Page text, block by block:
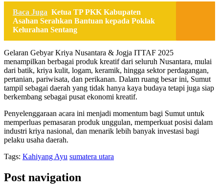
Baca Juga Ketua TP PKK Kabupaten
Asahan Serahkan Bantuan kepada Poklak
Kelurahan Sentang
Gelaran Gebyar Kriya Nusantara & Jogja ITTAF 2025
menampilkan berbagai produk kreatif dari seluruh Nusantara, mulai
dari batik, kriya kulit, logam, keramik, hingga sektor perdagangan,
pertanian, pariwisata, dan perikanan. Dalam ruang besar ini, Sumut
tampil sebagai daerah yang tidak hanya kaya budaya tetapi juga siap
berkembang sebagai pusat ekonomi kreatif.
Penyelenggaraan acara ini menjadi momentum bagi Sumut untuk
memperluas pemasaran produk unggulan, memperkuat posisi dalam
industri kriya nasional, dan menarik lebih banyak investasi bagi
pelaku usaha daerah.
Tags: Kahiyang Ayu sumatera utara
Post navigation